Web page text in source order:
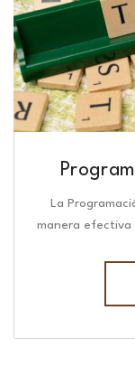
La
manera efectiva